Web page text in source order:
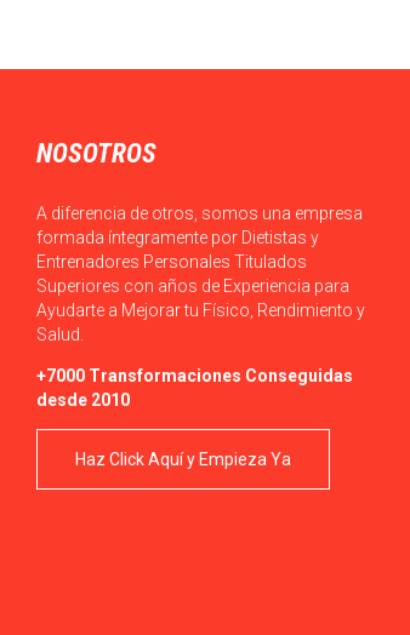
NOSOTROS
A diferencia de otros, somos una empresa
formada íntegramente por Dietistas y
Entrenadores Personales Titulados
Superiores con años de Experiencia para
Ayudarte a Mejorar tu Físico, Rendimiento y
Salud.
+7000 Transformaciones Conseguidas
desde 2010
Haz Click Aquí y Empieza Ya